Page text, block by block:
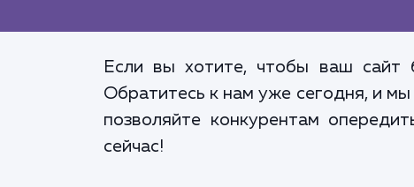
Если вы хотите, чтобы ваш сайт
Обратитесь к нам уже сегодня, и
позволяйте конкурентам
сейчас!